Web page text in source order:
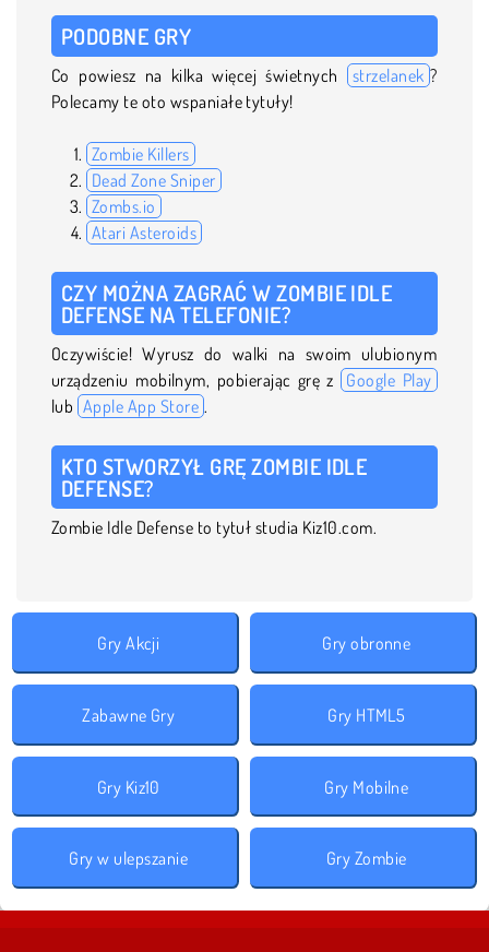
PODOBNE GRY
Co powiesz na kilka więcej świetnych strzelanek ?
Polecamy te oto wspaniałe tytuły!
Zombie Killers
Dead Zone Sniper
Zombs.io
Atari Asteroids
CZY MOŻNA ZAGRAĆ W ZOMBIE IDLE
DEFENSE NA TELEFONIE?
Oczywiście! Wyrusz do walki na swoim ulubionym
urządzeniu mobilnym, pobierając grę z Google Play
lub Apple App Store .
KTO STWORZYŁ GRĘ ZOMBIE IDLE
DEFENSE?
Zombie Idle Defense to tytuł studia Kiz10.com.
Gry Akcji Gry obronne
Zabawne Gry Gry HTML5
Gry Kiz10 Gry Mobilne
Gry w ulepszanie Gry Zombie